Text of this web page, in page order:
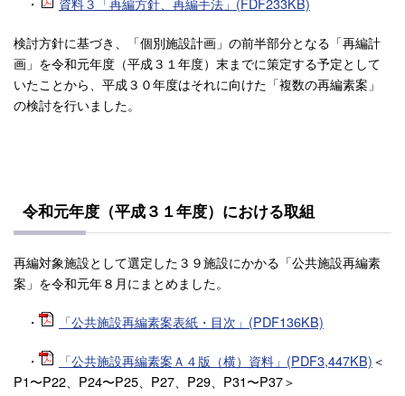
検討方針に基づき、「個別施設計画」の前半部分となる「再編計
画」を令和元年度（平成３１年度）末までに策定する予定として
いたことから、平成３０年度はそれに向けた「複数の再編素案」
の検討を行いました。
令和元年度（平成３１年度）における取組
再編対象施設として選定した３９施設にかかる「公共施設再編素
案」を令和元年８月にまとめました。
・ 「公共施設再編素案表紙・目次」(PDF136KB)
・ 「公共施設再編素案Ａ４版（横）資料」(PDF3,447KB)＜
P1〜P22、P24〜P25、P27、P29、P31〜P37＞